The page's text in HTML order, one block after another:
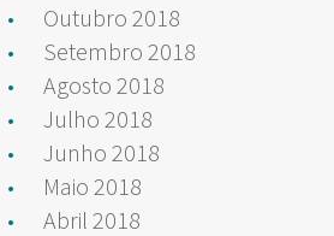
Outubro 2018
Setembro 2018
Agosto 2018
Julho 2018
Junho 2018
Maio 2018
Abril 2018